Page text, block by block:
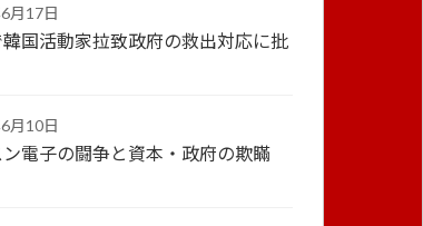
月17日
韓国活動家拉致政府の救出対応に批
月10日
電子の闘争と資本・政府の欺瞞